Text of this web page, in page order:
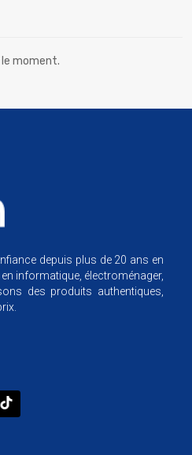
moment.
depuis plus de 20 ans en
informatique, électroménager,
des produits authentiques,